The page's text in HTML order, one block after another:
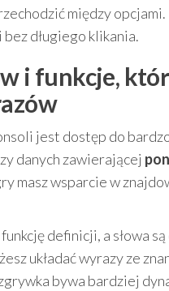
między
długiego klikania.
i funkcje,
jest dostęp do
danych zawierającej
masz wsparcie w
definicji, a słowa są
układać wyrazy ze
bywa bardziej